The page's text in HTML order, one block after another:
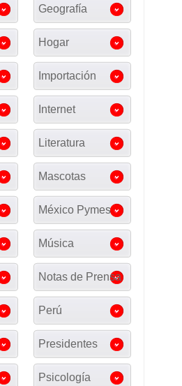
Geografía
Hogar
Importación
Internet
Literatura
Mascotas
México Pymes
Música
Notas de Prensa
Perú
Presidentes
Psicología